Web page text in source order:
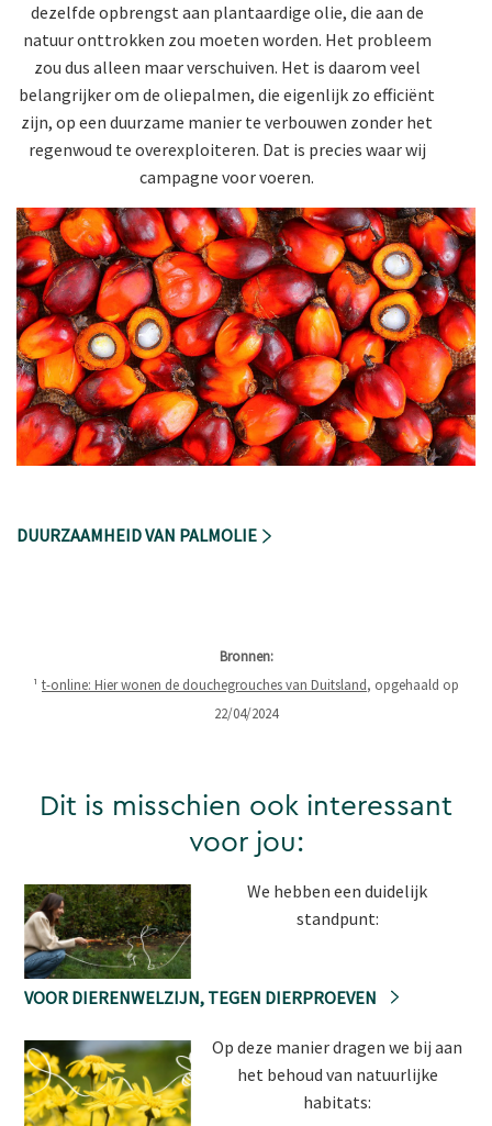
dezelfde opbrengst aan plantaardige olie, die aan de
natuur onttrokken zou moeten worden. Het probleem
zou dus alleen maar verschuiven. Het is daarom veel
belangrijker om de oliepalmen, die eigenlijk zo efficiënt
zijn, op een duurzame manier te verbouwen zonder het
regenwoud te overexploiteren. Dat is precies waar wij
campagne voor voeren.
DUURZAAMHEID VAN PALMOLIE
Bronnen:
¹ t-online: Hier wonen de douchegrouches van Duitsland, opgehaald op
22/04/2024
Dit is misschien ook interessant
voor jou:
We hebben een duidelijk
standpunt:
VOOR DIERENWELZIJN, TEGEN DIERPROEVEN
Op deze manier dragen we bij aan
het behoud van natuurlijke
habitats: